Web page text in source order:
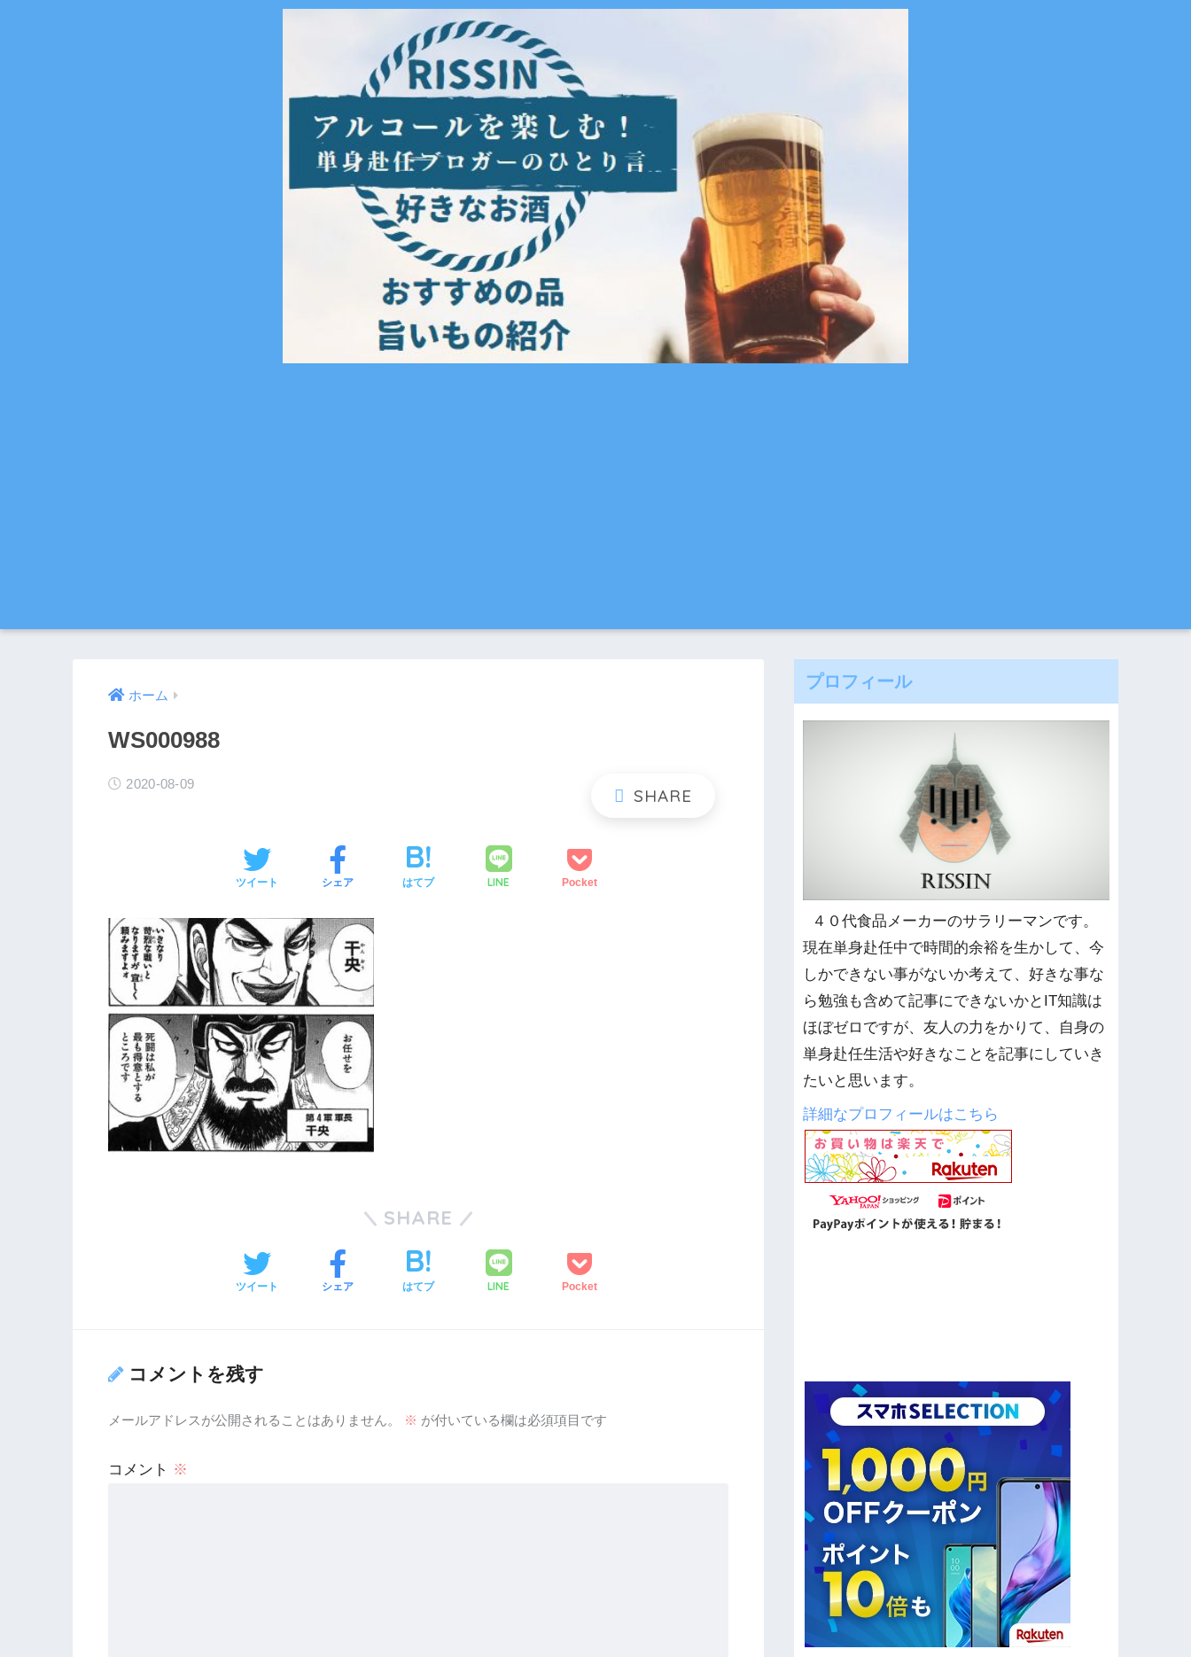
ホーム
WS000988
2020-08-09
ツイート シェア はてブ LINE Pocket
SHARE
ツイート シェア はてブ LINE Pocket
コメントを残す
メールアドレスが公開されることはありません。 ※ が付いている欄は必須項目です
コメント ※
プロフィール
４０代食品メーカーのサラリーマンです。
現在単身赴任中で時間的余裕を生かして、今
しかできない事がないか考えて、好きな事な
ら勉強も含めて記事にできないかとIT知識は
ほぼゼロですが、友人の力をかりて、自身の
単身赴任生活や好きなことを記事にしていき
たいと思います。
詳細なプロフィールはこちら